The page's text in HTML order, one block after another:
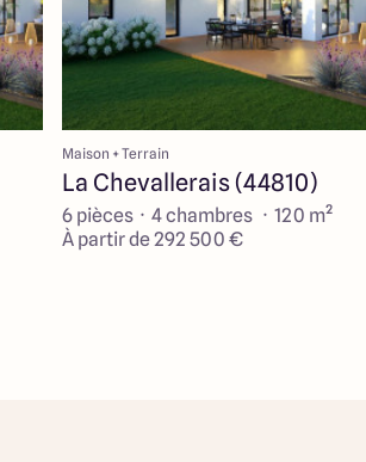
Maison + Terrain
La Chevallerais (44810)
6 pièces · 4 chambres · 120 m²
À partir de 292 500 €